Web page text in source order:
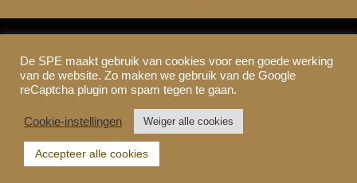
SPE-Amsterdam © 2021
Colofon & Disclaimer
Privacy Cookies
De SPE maakt gebruik van cookies voor een goede werking
van de website. Zo maken we gebruik van de Google
reCaptcha plugin om spam tegen te gaan.
Cookie-instellingen Weiger alle cookies
Accepteer alle cookies